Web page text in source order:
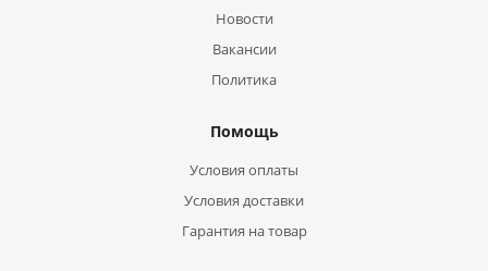
Новости
Вакансии
Политика
Помощь
Условия оплаты
Условия доставки
Гарантия на товар